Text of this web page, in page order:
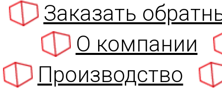
Заказать
О компании
Производство